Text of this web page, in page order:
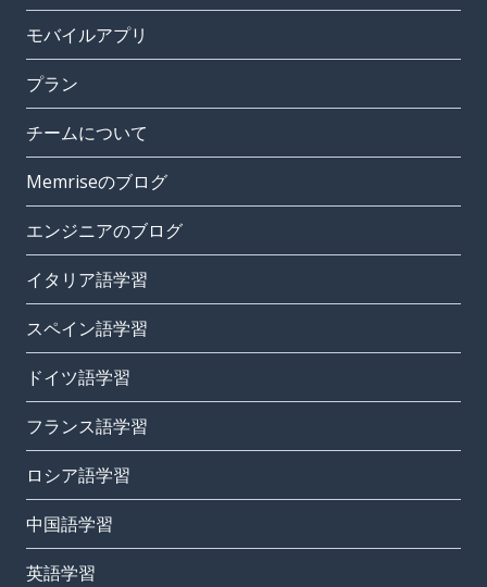
モバイルアプリ
プラン
チームについて
Memriseのブログ
エンジニアのブログ
イタリア語学習
スペイン語学習
ドイツ語学習
フランス語学習
ロシア語学習
中国語学習
英語学習